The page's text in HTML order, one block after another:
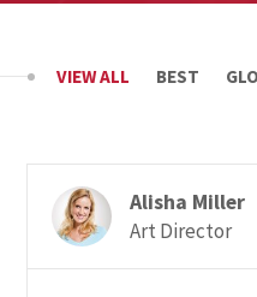
VIEW ALL BEST
Alisha Miller
Art Director